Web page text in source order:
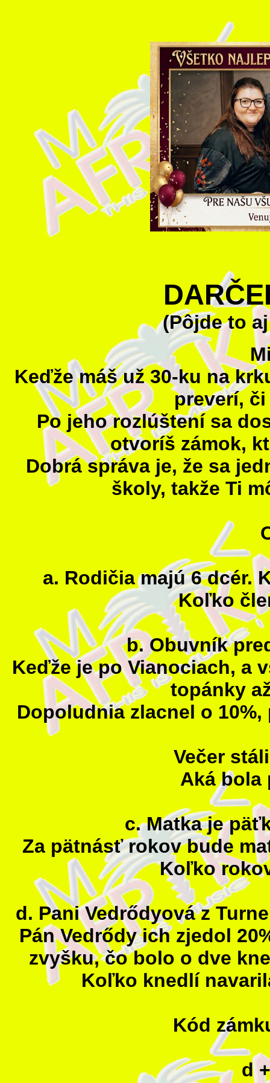
(Pôjde to
Keďže máš už 30-ku na
preverí,
Po jeho rozlúštení sa
otvoríš zámok,
Dobrá správa je, že sa
školy, takže Ti
a. Rodičia majú 6 dcér.
Koľko
b. Obuvník
Keďže je po Vianociach, a
topánky
Dopoludnia zlacnel o
Večer
Aká bola
c. Matka je
Za pätnásť rokov bude
Koľko
d. Pani Vedrődyová z
Pán Vedrődy ich zjedol
zvyšku, čo bolo o dve
Koľko knedlí
Kód
d